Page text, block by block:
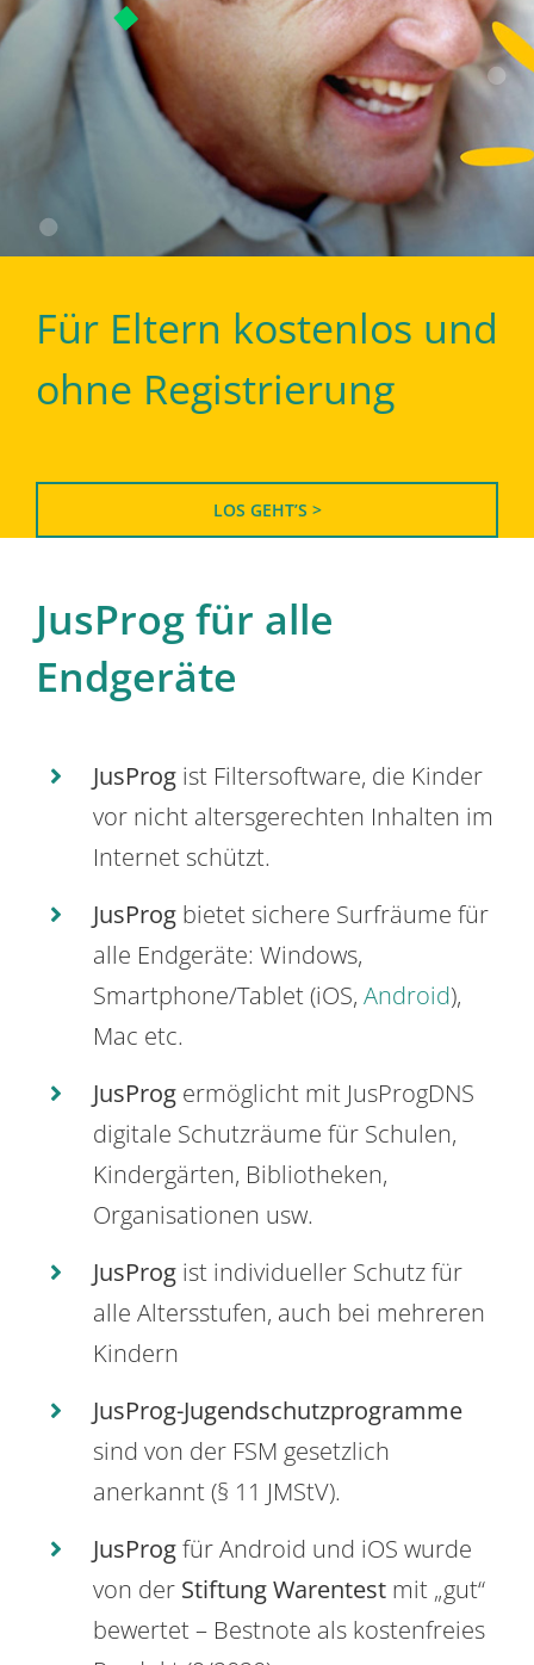
Für Eltern kostenlos und
ohne Registrierung
LOS GEHT’S >
JusProg für alle
Endgeräte
JusProg ist Filtersoftware, die Kinder
vor nicht altersgerechten Inhalten im
Internet schützt.
JusProg bietet sichere Surfräume für
alle Endgeräte: Windows,
Smartphone/Tablet (iOS, Android),
Mac etc.
JusProg ermöglicht mit JusProgDNS
digitale Schutzräume für Schulen,
Kindergärten, Bibliotheken,
Organisationen usw.
JusProg ist individueller Schutz für
alle Altersstufen, auch bei mehreren
Kindern
JusProg-Jugendschutzprogramme
sind von der FSM gesetzlich
anerkannt (§ 11 JMStV).
JusProgfür Android und iOS wurde
von der Stiftung Warentest mit „gut“
bewertet – Bestnote als kostenfreies